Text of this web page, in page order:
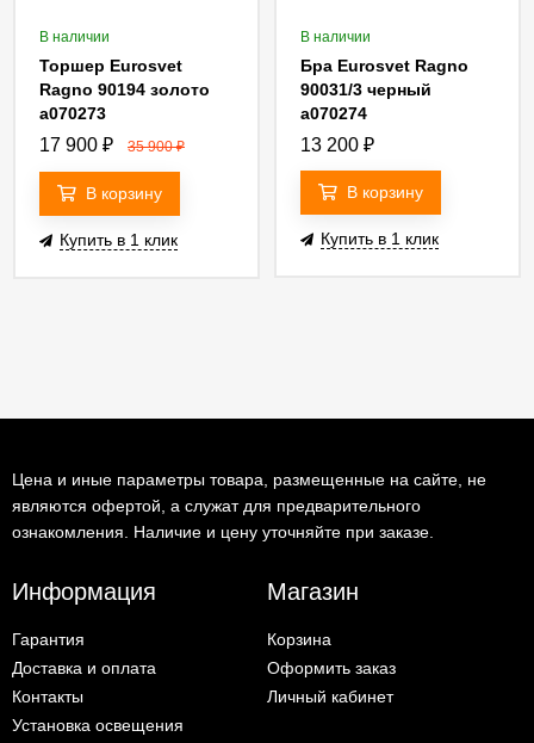
В наличии
Торшер Eurosvet
Ragno 90194 золото
a070273
17 900 ₽ 35 900₽
В корзину
Купить в 1 клик
В наличии
Бра Eurosvet Ragno
90031/3 черный
a070274
13 200 ₽
В корзину
Купить в 1 клик
Цена и иные параметры товара, размещенные на сайте, не
являются офертой, а служат для предварительного
ознакомления. Наличие и цену уточняйте при заказе.
Информация
Гарантия
Доставка и оплата
Контакты
Установка освещения
Магазин
Корзина
Оформить заказ
Личный кабинет